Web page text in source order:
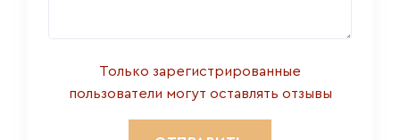
Только зарегистрированные
пользователи могут оставлять отзывы